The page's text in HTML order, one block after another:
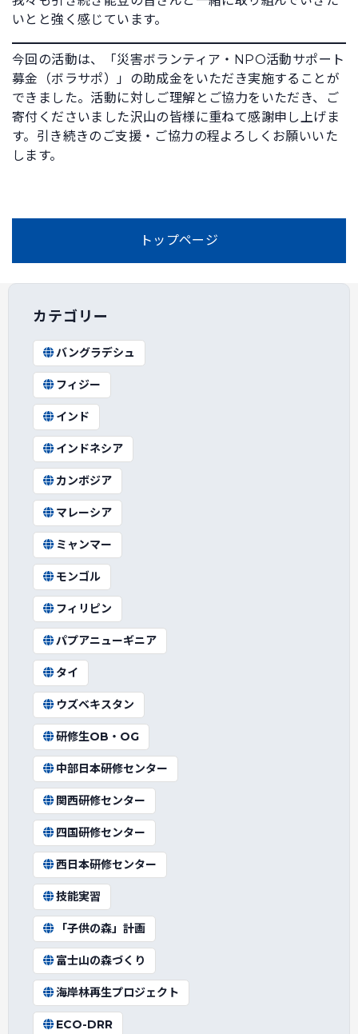
いとと強く感じています。
今回の活動は、「災害ボランティア・NPO活動サポート
募金（ボラサポ）」の助成金をいただき実施することが
できました。活動に対しご理解とご協力をいただき、ご
寄付くださいました沢山の皆様に重ねて感謝申し上げま
す。引き続きのご支援・ご協力の程よろしくお願いいた
します。
トップページ
カテゴリー
バングラデシュ
フィジー
インド
インドネシア
カンボジア
マレーシア
ミャンマー
モンゴル
フィリピン
パプアニューギニア
タイ
ウズベキスタン
研修生OB・OG
中部日本研修センター
関西研修センター
四国研修センター
西日本研修センター
技能実習
「子供の森」計画
富士山の森づくり
海岸林再生プロジェクト
ECO-DRR